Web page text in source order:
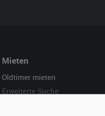
Mieten
Oldtimer mieten
Erweiterte Suche